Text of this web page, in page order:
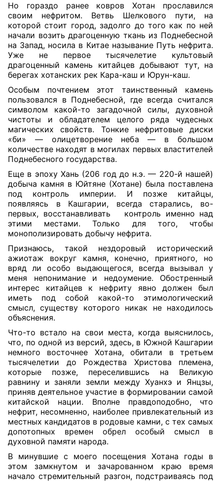
Но гораздо ранее ковров Хотан прославился
своим нефритом. Ветвь Шелкового пути, на
которой стоит город, задолго до того как по ней
начали возить драгоценную ткань из Поднебесной
на Запад, носила в Китае называние Путь нефрита.
Уже не первое тысячелетие культовый
драгоценный камень китайцев добывают тут, на
берегах хотанских рек Кара-каш и Юрун-каш.
Особым почтением этот таинственный камень
пользовался в Поднебесной, где всегда считался
символом какой-то загадочной силы, духовной
чистоты и обладателем целого ряда чудесных
магических свойств. Тонкие нефритовые диски
«би» — олицетворение неба — в большом
количестве находят в могилах первых властителей
Поднебесного государства.
Еще в эпоху Хань (206 год до н.э. — 220-й нашей)
добыча камня в Юйтяне (Хотане) была поставлена
под контроль империи. И позже китайцы,
появляясь в Кашгарии, всегда старались, во-
первых, восстанавливать контроль именно над
этими местами. Только для того, чтобы
монополизировать добычу нефрита.
Признаюсь, такой нездоровый исторический
ажиотаж вокруг камня, конечно, приятного, но
вряд ли особо выдающегося, всегда вызывал у
меня непонимание и недоумение. Обостренный
интерес китайцев к нефриту явно должен был
иметь под собой какой-то этимологический
смысл, существу которого никак не находилось
объяснения.
Что-то встало на свои места, когда выяснилось,
что, по одной из версий, здесь, в Южной Кашгарии
немного восточнее Хотана, обитали в третьем
тысячелетии до Рождества Христова племена,
которые позже, переселившись на Великую
равнину и заняли земли между Хуанхэ и Янцзы,
приняв деятельное участие в формировании самой
китайской нации. Вполне правдоподобно, что
нефрит, несомненно, наиболее привлекательный из
местных кандидатов в родовые камни, с тех самых
допотопных времен обрел особый смысл в
духовной памяти народа.
В минувшие с моего посещения Хотана годы в
этом замкнутом и зачарованном краю время
начало стремительный разгон, подстраиваясь под